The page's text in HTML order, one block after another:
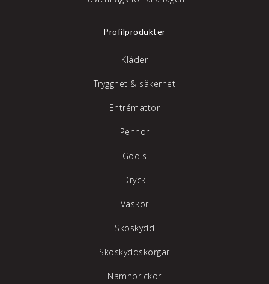
Profilprodukter
Kläder
Trygghet & säkerhet
Entrémattor
Pennor
Godis
Dryck
Väskor
Skoskydd
Skoskyddskorgar
Namnbrickor